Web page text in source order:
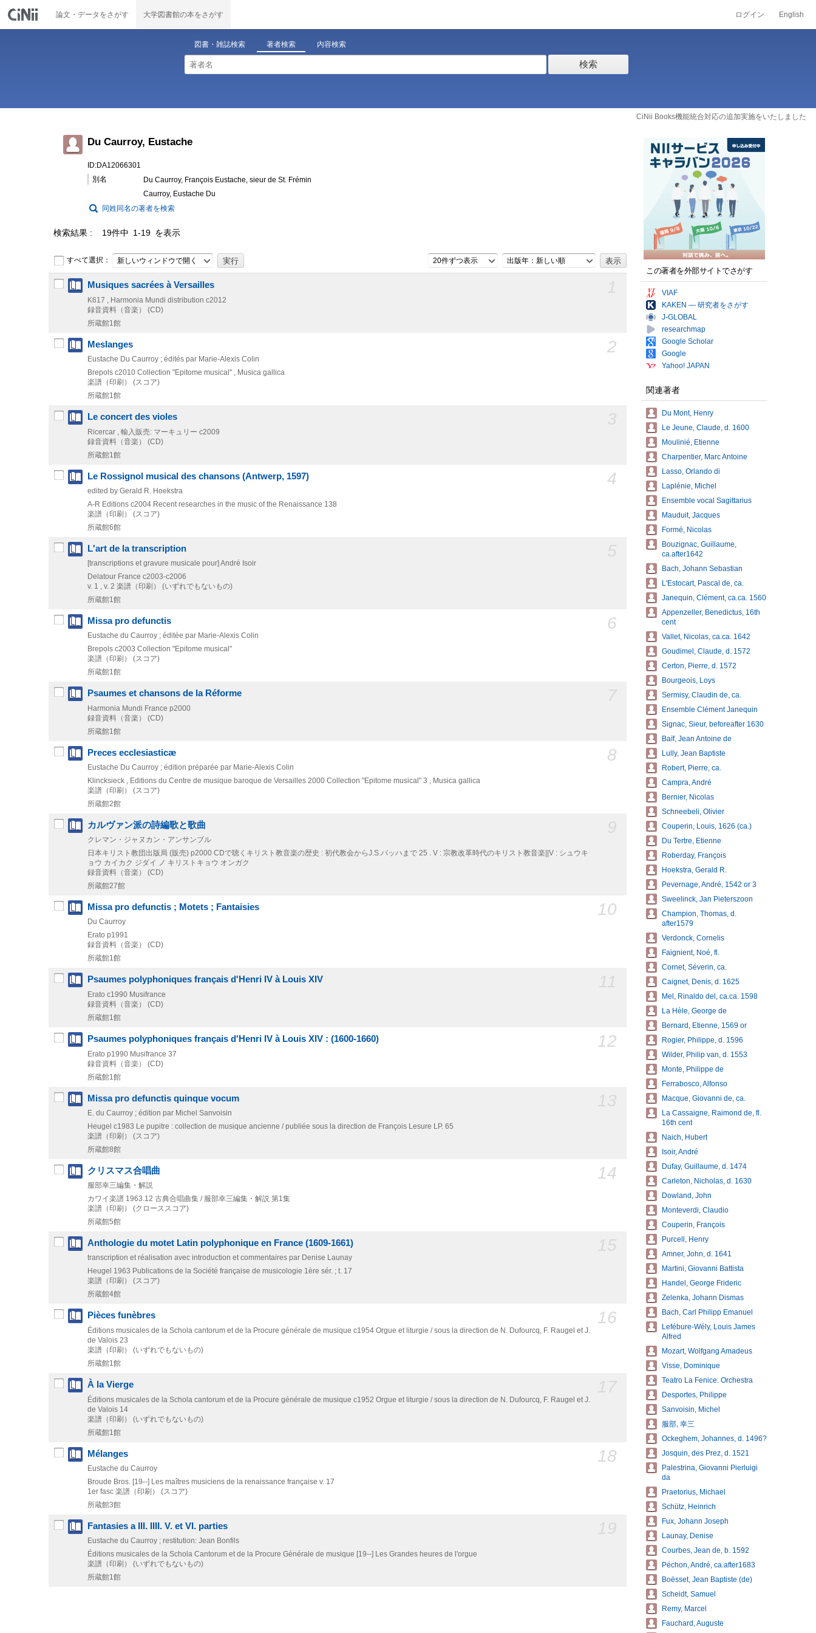
論文・データをさがす 大学図書館の本をさがす ログイン English
図書・雑誌検索 著者検索 内容検索
検索
CiNii Books機能統合対応の追加実施をいたしました
Du Caurroy, Eustache
ID:DA12066301
別名
Du Caurroy, François Eustache, sieur de St. Frémin
Caurroy, Eustache Du
同姓同名の著者を検索
検索結果 19件中 1-19 を表示
すべて選択： 新しいウィンドウで開く 20件ずつ表示 出版年：新しい順
Musiques sacrées à Versailles
K617 , Harmonia Mundi distribution c2012
録音資料（音楽） (CD)
所蔵館1館
2
Meslanges
Eustache Du Caurroy ; édités par Marie-Alexis Colin
Brepols c2010 Collection "Epitome musical" , Musica gallica
楽譜（印刷） (スコア)
所蔵館1館
Le concert des violes
Ricercar , 輸入販売: マーキュリー c2009
録音資料（音楽） (CD)
所蔵館1館
4
Le Rossignol musical des chansons (Antwerp, 1597)
edited by Gerald R. Hoekstra
A-R Editions c2004 Recent researches in the music of the Renaissance 138
楽譜（印刷） (スコア)
所蔵館6館
L'art de la transcription
[transcriptions et gravure musicale pour] André Isoir
Delatour France c2003-c2006
v. 1 , v. 2 楽譜（印刷） (いずれでもないもの)
所蔵館1館
6
Missa pro defunctis
Eustache du Caurroy ; éditée par Marie-Alexis Colin
Brepols c2003 Collection "Epitome musical"
楽譜（印刷） (スコア)
所蔵館1館
Psaumes et chansons de la Réforme
Harmonia Mundi France p2000
録音資料（音楽） (CD)
所蔵館1館
8
Preces ecclesiasticæ
Eustache Du Caurroy ; édition préparée par Marie-Alexis Colin
Klincksieck , Editions du Centre de musique baroque de Versailles 2000 Collection "Epitome musical" 3 , Musica gallica
楽譜（印刷） (スコア)
所蔵館2館
カルヴァン派の詩編歌と歌曲
クレマン・ジャヌカン・アンサンブル
日本キリスト教団出版局 (販売) p2000 CDで聴くキリスト教音楽の歴史 : 初代教会からJ.S.バッハまで 25 . V : 宗教改革時代のキリスト教音楽||V : シュウキ
ョウ カイカク ジダイ ノ キリストキョウ オンガク
録音資料（音楽） (CD)
所蔵館27館
10
Missa pro defunctis ; Motets ; Fantaisies
Du Caurroy
Erato p1991
録音資料（音楽） (CD)
所蔵館1館
Psaumes polyphoniques français d'Henri IV à Louis XIV
Erato c1990 Musifrance
録音資料（音楽） (CD)
所蔵館1館
12
Psaumes polyphoniques français d'Henri IV à Louis XIV : (1600-1660)
Erato p1990 Musifrance 37
録音資料（音楽） (CD)
所蔵館1館
Missa pro defunctis quinque vocum
E. du Caurroy ; édition par Michel Sanvoisin
Heugel c1983 Le pupitre : collection de musique ancienne / publiée sous la direction de François Lesure LP. 65
楽譜（印刷） (スコア)
所蔵館8館
14
クリスマス合唱曲
服部幸三編集・解説
カワイ楽譜 1963.12 古典合唱曲集 / 服部幸三編集・解説 第1集
楽譜（印刷） (クローススコア)
所蔵館5館
Anthologie du motet Latin polyphonique en France (1609-1661)
transcription et réalisation avec introduction et commentaires par Denise Launay
Heugel 1963 Publications de la Société française de musicologie 1ère sér. ; t. 17
楽譜（印刷） (スコア)
所蔵館4館
16
Pièces funèbres
Éditions musicales de la Schola cantorum et de la Procure générale de musique c1954 Orgue et liturgie / sous la direction de N. Dufourcq, F. Raugel et J.
de Valois 23
楽譜（印刷） (いずれでもないもの)
所蔵館1館
À la Vierge
Éditions musicales de la Schola cantorum et de la Procure générale de musique c1952 Orgue et liturgie / sous la direction de N. Dufourcq, F. Raugel et J.
de Valois 14
楽譜（印刷） (いずれでもないもの)
所蔵館1館
18
Mélanges
Eustache du Caurroy
Broude Bros. [19--] Les maîtres musiciens de la renaissance française v. 17
1er fasc 楽譜（印刷） (スコア)
所蔵館3館
Fantasies a III. IIII. V. et VI. parties
Eustache du Caurroy ; restitution: Jean Bonfils
Éditions musicales de la Schola Cantorum et de la Procure Générale de musique [19--] Les Grandes heures de l'orgue
楽譜（印刷） (いずれでもないもの)
所蔵館1館
この著者を外部サイトでさがす
VIAF
KAKEN — 研究者をさがす
J-GLOBAL
researchmap
Google Scholar
Google
Yahoo! JAPAN
関連著者
Du Mont, Henry
Le Jeune, Claude, d. 1600
Moulinié, Etienne
Charpentier, Marc Antoine
Lasso, Orlando di
Laplénie, Michel
Ensemble vocal Sagittarius
Mauduit, Jacques
Formé, Nicolas
Bouzignac, Guillaume,
ca.after1642
Bach, Johann Sebastian
L'Estocart, Pascal de, ca.
Janequin, Clément, ca.ca. 1560
Appenzeller, Benedictus, 16th
cent
Vallet, Nicolas, ca.ca. 1642
Goudimel, Claude, d. 1572
Certon, Pierre, d. 1572
Bourgeois, Loys
Sermisy, Claudin de, ca.
Ensemble Clément Janequin
Signac, Sieur, beforeafter 1630
Baïf, Jean Antoine de
Lully, Jean Baptiste
Robert, Pierre, ca.
Campra, André
Bernier, Nicolas
Schneebeli, Olivier
Couperin, Louis, 1626 (ca.)
Du Tertre, Etienne
Roberday, François
Hoekstra, Gerald R.
Pevernage, André, 1542 or 3
Sweelinck, Jan Pieterszoon
Champion, Thomas, d.
after1579
Verdonck, Cornelis
Faignient, Noé, fl.
Cornet, Séverin, ca.
Caignet, Denis, d. 1625
Mel, Rinaldo del, ca.ca. 1598
La Hèle, George de
Bernard, Etienne, 1569 or
Rogier, Philippe, d. 1596
Wilder, Philip van, d. 1553
Monte, Philippe de
Ferrabosco, Alfonso
Macque, Giovanni de, ca.
La Cassaigne, Raimond de, fl.
16th cent
Naich, Hubert
Isoir, André
Dufay, Guillaume, d. 1474
Carleton, Nicholas, d. 1630
Dowland, John
Monteverdi, Claudio
Couperin, François
Purcell, Henry
Amner, John, d. 1641
Martini, Giovanni Battista
Handel, George Frideric
Zelenka, Johann Dismas
Bach, Carl Philipp Emanuel
Lefébure-Wély, Louis James
Alfred
Mozart, Wolfgang Amadeus
Visse, Dominique
Teatro La Fenice. Orchestra
Desportes, Philippe
Sanvoisin, Michel
服部, 幸三
Ockeghem, Johannes, d. 1496?
Josquin, des Prez, d. 1521
Palestrina, Giovanni Pierluigi
da
Praetorius, Michael
Schütz, Heinrich
Fux, Johann Joseph
Launay, Denise
Courbes, Jean de, b. 1592
Péchon, André, ca.after1683
Boësset, Jean Baptiste (de)
Scheidt, Samuel
Remy, Marcel
Fauchard, Auguste